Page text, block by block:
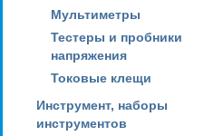
Мультиметры
Тестеры и пробники
напряжения
Токовые клещи
Инструмент, наборы
инструментов